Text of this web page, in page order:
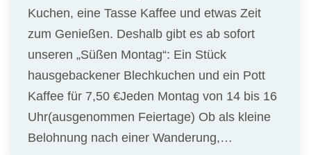
Kuchen, eine Tasse Kaffee und etwas Zeit
zum Genießen. Deshalb gibt es ab sofort
unseren „Süßen Montag“: Ein Stück
hausgebackener Blechkuchen und ein Pott
Kaffee für 7,50 €Jeden Montag von 14 bis 16
Uhr(ausgenommen Feiertage) Ob als kleine
Belohnung nach einer Wanderung,…